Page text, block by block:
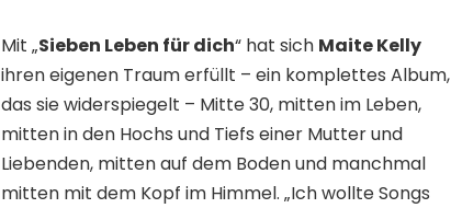
Mit „Sieben Leben für dich“ hat sich Maite Kelly
ihren eigenen Traum erfüllt – ein komplettes Album,
das sie widerspiegelt – Mitte 30, mitten im Leben,
mitten in den Hochs und Tiefs einer Mutter und
Liebenden, mitten auf dem Boden und manchmal
mitten mit dem Kopf im Himmel. „Ich wollte Songs